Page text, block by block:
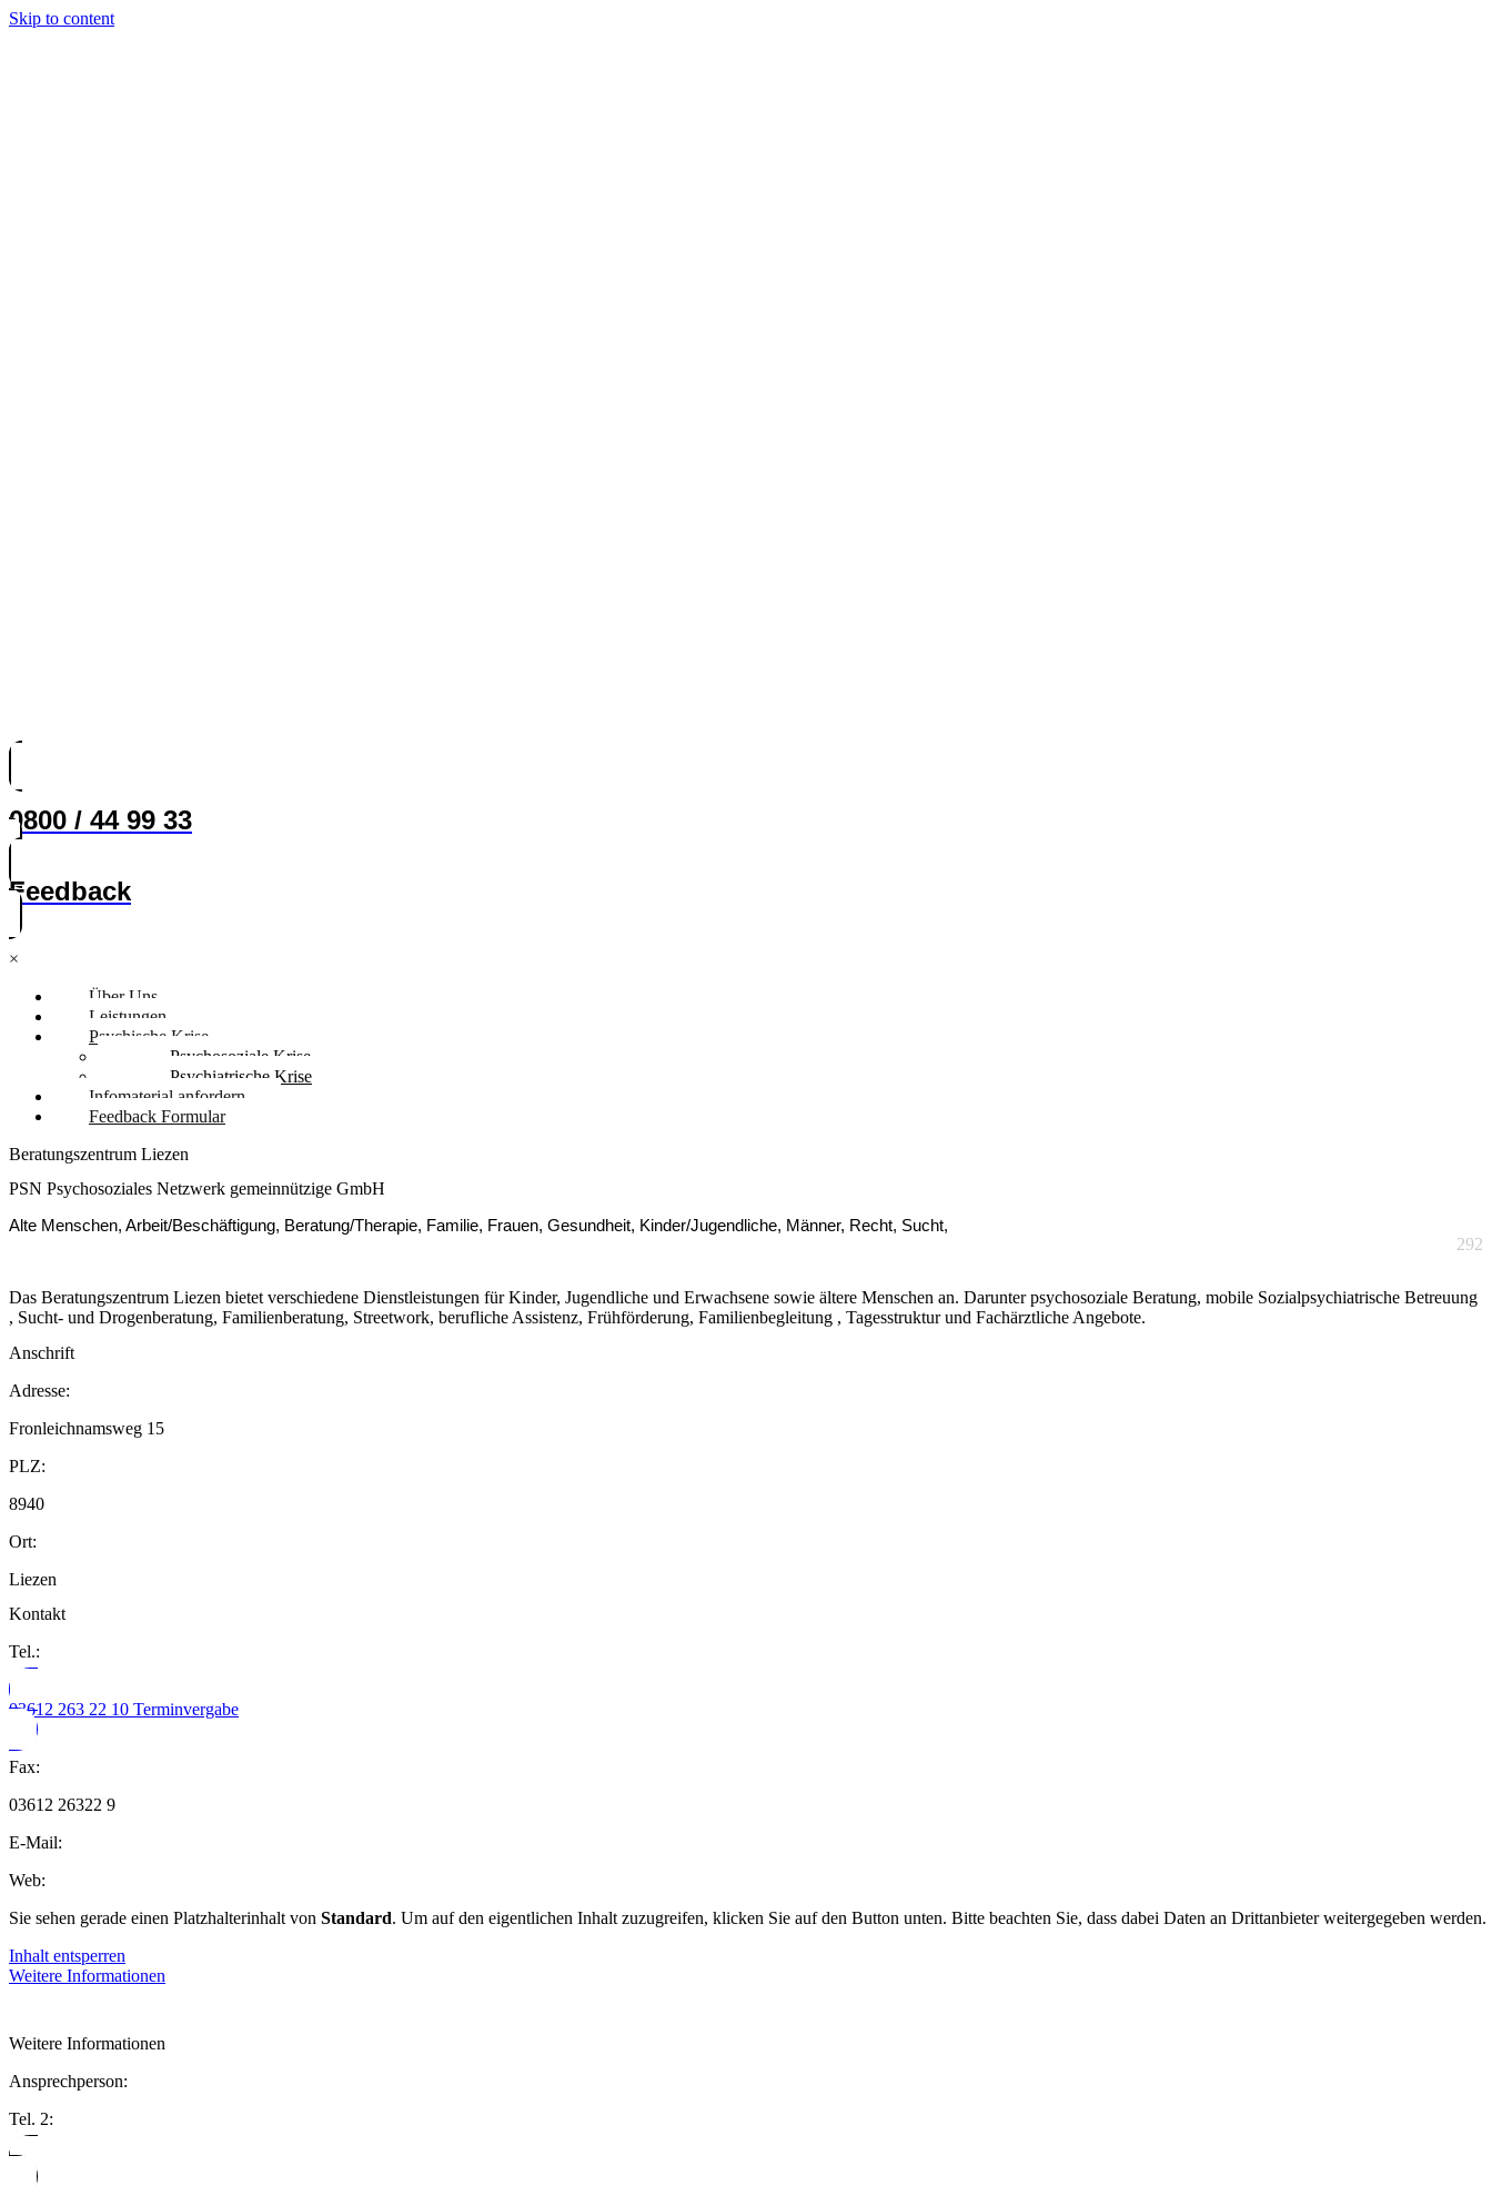
Skip to content
0800 / 44 99 33
Feedback
×
Über Uns
Leistungen
Psychische Krise
Psychosoziale Krise
Psychiatrische Krise
Infomaterial anfordern
Feedback Formular
Beratungszentrum Liezen
PSN Psychosoziales Netzwerk gemeinnützige GmbH
Alte Menschen, Arbeit/Beschäftigung, Beratung/Therapie, Familie, Frauen, Gesundheit, Kinder/Jugendliche, Männer, Recht, Sucht,
292
Das Beratungszentrum Liezen bietet verschiedene Dienstleistungen für Kinder, Jugendliche und Erwachsene sowie ältere Menschen an. Darunter psychosoziale Beratung, mobile Sozialpsychiatrische Betreuung
, Sucht- und Drogenberatung, Familienberatung, Streetwork, berufliche Assistenz, Frühförderung, Familienbegleitung , Tagesstruktur und Fachärztliche Angebote.
Anschrift
Adresse:
Fronleichnamsweg 15
PLZ:
8940
Ort:
Liezen
Kontakt
Tel.:
03612 263 22 10 Terminvergabe
Fax:
03612 26322 9
E-Mail:
Web:
Sie sehen gerade einen Platzhalterinhalt von Standard. Um auf den eigentlichen Inhalt zuzugreifen, klicken Sie auf den Button unten. Bitte beachten Sie, dass dabei Daten an Drittanbieter weitergegeben werden.
Inhalt entsperren
Weitere Informationen
Weitere Informationen
Ansprechperson:
Tel. 2: